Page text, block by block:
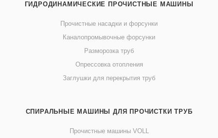
ГИДРОДИНАМИЧЕСКИЕ ПРОЧИСТНЫЕ МАШИНЫ
Прочистные насадки и форсунки
Каналопромывочные форсунки
Разморозка труб
Опрессовка отопления
Заглушки для перекрытия труб
СПИРАЛЬНЫЕ МАШИНЫ ДЛЯ ПРОЧИСТКИ ТРУБ
Прочистные машины VOLL